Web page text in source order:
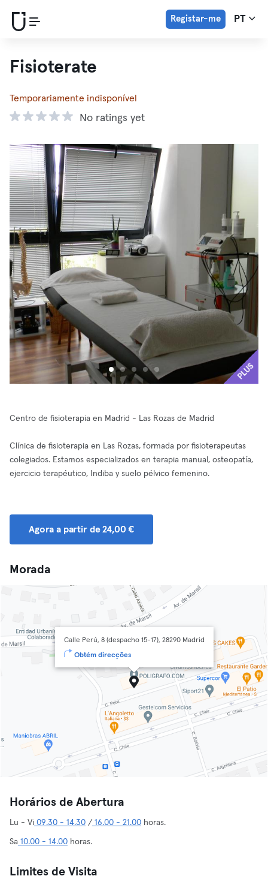
Registar-me PT
Fisioterate
Temporariamente indisponível
No ratings yet
PLUS
Centro de fisioterapia en Madrid - Las Rozas de Madrid
Clínica de fisioterapia en Las Rozas, formada por fisioterapeutas
colegiados. Estamos especializados en terapia manual, osteopatía,
ejercicio terapéutico, Indiba y suelo pélvico femenino.
Agora a partir de 24,00 €
Morada
Calle Perú, 8 (despacho 15-17), 28290 Madrid
Obtém direcções
Horários de Abertura
Lu - Vi 09.30 - 14.30 / 16.00 - 21.00 horas.
Sa 10.00 - 14.00 horas.
Limites de Visita